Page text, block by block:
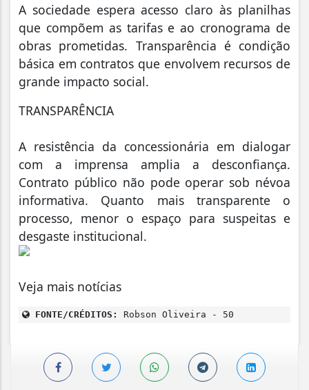
A sociedade espera acesso claro às planilhas
que compõem as tarifas e ao cronograma de
obras prometidas. Transparência é condição
básica em contratos que envolvem recursos de
grande impacto social.
TRANSPARÊNCIA
A resistência da concessionária em dialogar
com a imprensa amplia a desconfiança.
Contrato público não pode operar sob névoa
informativa. Quanto mais transparente o
processo, menor o espaço para suspeitas e
desgaste institucional.
Veja mais notícias
FONTE/CRÉDITOS: Robson Oliveira - 50